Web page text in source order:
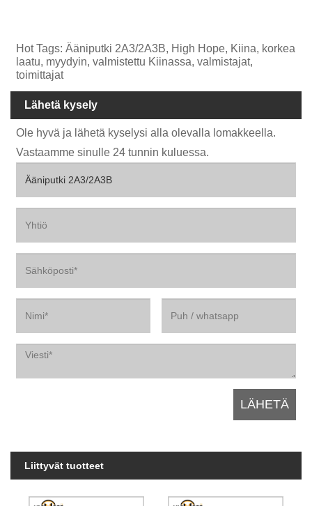
Hot Tags: Ääniputki 2A3/2A3B, High Hope, Kiina, korkea
laatu, myydyin, valmistettu Kiinassa, valmistajat,
toimittajat
Lähetä kysely
Ole hyvä ja lähetä kyselysi alla olevalla lomakkeella.
Vastaamme sinulle 24 tunnin kuluessa.
Liittyvät tuotteet